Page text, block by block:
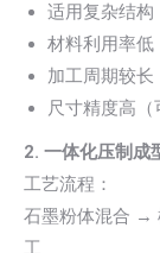
适用复杂结构
材料利用率低
加工周期较长
尺寸精度高（
2. 一体化压制成
工艺流程：
石墨粉体混合 →
工